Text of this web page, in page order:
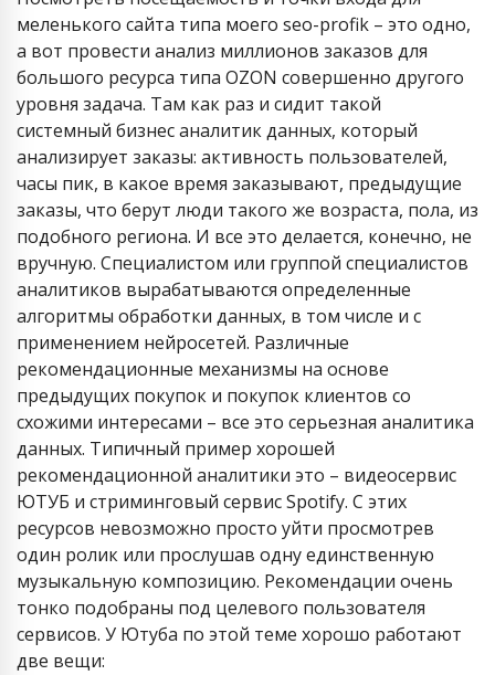
меленького сайта типа моего seo-profik – это одно,
а вот провести анализ миллионов заказов для
большого ресурса типа OZON совершенно другого
уровня задача. Там как раз и сидит такой
системный бизнес аналитик данных, который
анализирует заказы: активность пользователей,
часы пик, в какое время заказывают, предыдущие
заказы, что берут люди такого же возраста, пола, из
подобного региона. И все это делается, конечно, не
вручную. Специалистом или группой специалистов
аналитиков вырабатываются определенные
алгоритмы обработки данных, в том числе и с
применением нейросетей. Различные
рекомендационные механизмы на основе
предыдущих покупок и покупок клиентов со
схожими интересами – все это серьезная аналитика
данных. Типичный пример хорошей
рекомендационной аналитики это – видеосервис
ЮТУБ и стриминговый сервис Spotify. С этих
ресурсов невозможно просто уйти просмотрев
один ролик или прослушав одну единственную
музыкальную композицию. Рекомендации очень
тонко подобраны под целевого пользователя
сервисов. У Ютуба по этой теме хорошо работают
две вещи: